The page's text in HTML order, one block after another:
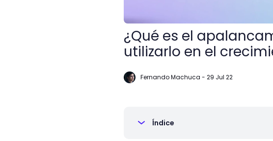
¿Qué es el
utilizarlo en el
Fernando Machuca - 29 Jul 22
Índice